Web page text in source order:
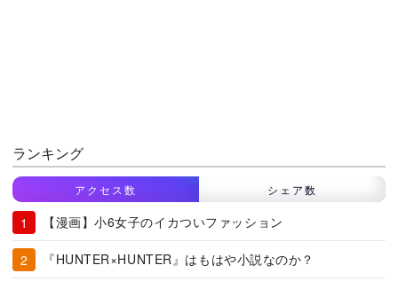
ランキング
アクセス数 シェア数
【漫画】小6女子のイカついファッション
『HUNTER×HUNTER』はもはや小説なのか？